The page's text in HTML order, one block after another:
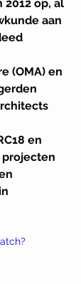
op, al
aan
(OMA) en
en
projecten